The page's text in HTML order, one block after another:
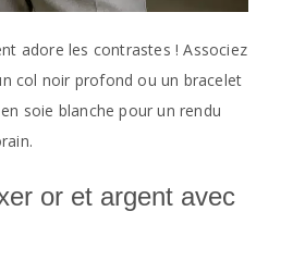
adore les contrastes ! Associez
col noir profond ou un bracelet
soie blanche pour un rendu
or et argent avec